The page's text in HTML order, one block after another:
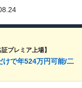
プレミア上場】
けで年524万円可能/二